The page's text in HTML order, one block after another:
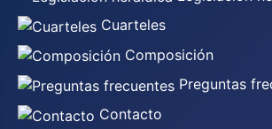
Cuarteles
Composición
Preguntas
Contacto